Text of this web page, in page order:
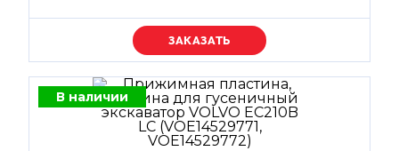
Уточняйте цену
В наличии